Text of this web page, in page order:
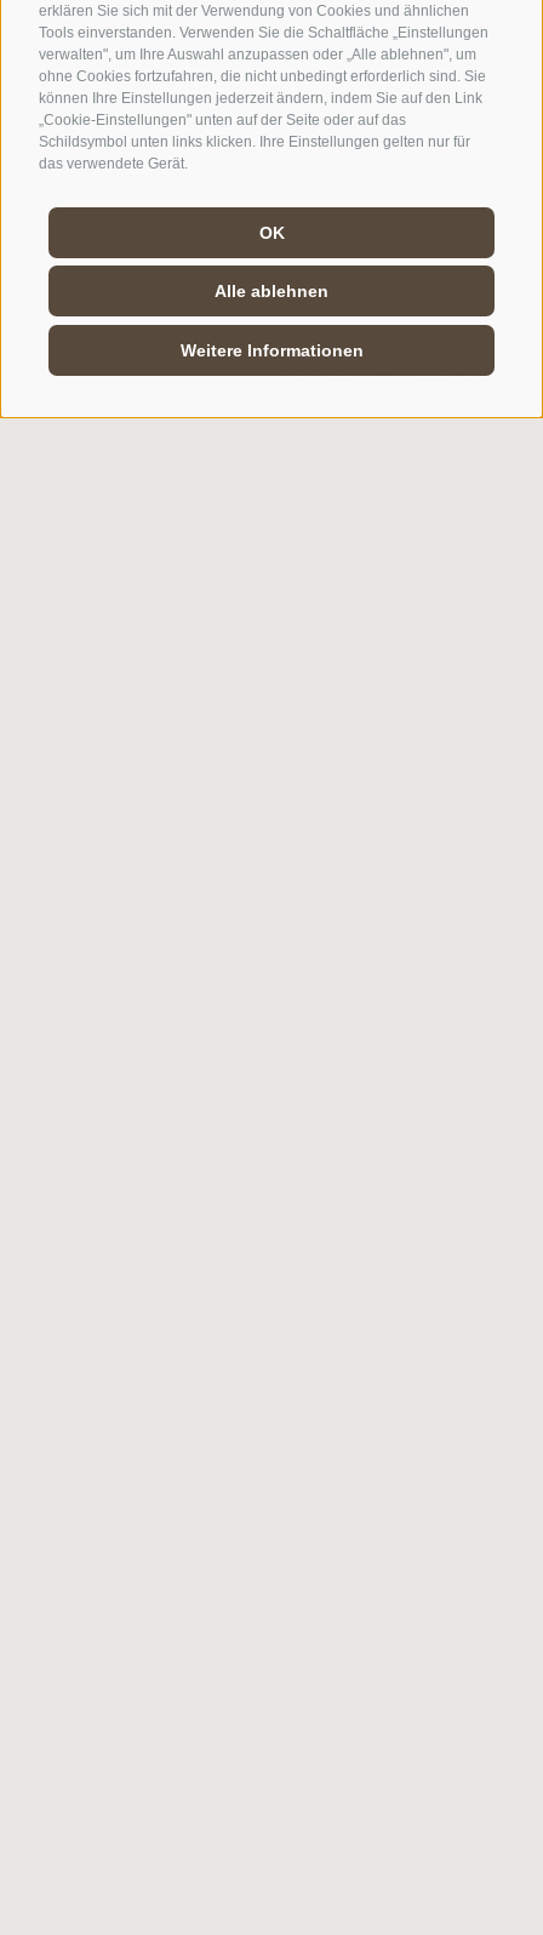
erklären Sie sich mit der Verwendung von Cookies und ähnlichen
Tools einverstanden. Verwenden Sie die Schaltfläche „Einstellungen
verwalten", um Ihre Auswahl anzupassen oder „Alle ablehnen", um
ohne Cookies fortzufahren, die nicht unbedingt erforderlich sind. Sie
können Ihre Einstellungen jederzeit ändern, indem Sie auf den Link
„Cookie-Einstellungen" unten auf der Seite oder auf das
Schildsymbol unten links klicken. Ihre Einstellungen gelten nur für
das verwendete Gerät.
OK
Alle ablehnen
Weitere Informationen
ANFRAGE BUCHUNG